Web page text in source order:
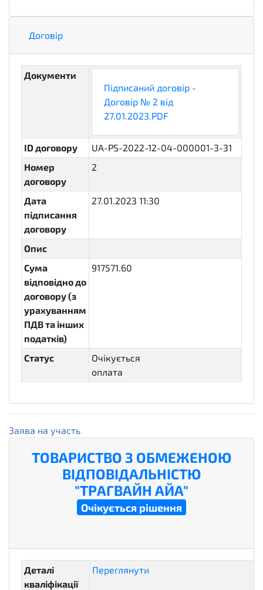
Договір
Документи
Підписаний договір -
Договір № 2 від
27.01.2023.PDF
ID договору
UA-PS-2022-12-04-000001-3-31
Номер
договору
2
Дата
підписання
договору
27.01.2023 11:30
Опис
Сума
відповідно до
договору (з
урахуванням
ПДВ та інших
податків)
917571.60
Статус
Очікується
оплата
Заява на участь
ТОВАРИСТВО З ОБМЕЖЕНОЮ
ВІДПОВІДАЛЬНІСТЮ
"ТРАГВАЙН АЙА"
Очікується рішення
Деталі
кваліфікації
Переглянути